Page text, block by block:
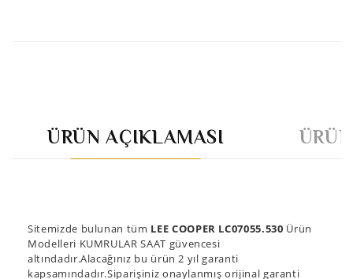
ÜRÜN AÇIKLAMASI
Sitemizde bulunan tüm LEE COOPER LC07055.530 Ürün
Modelleri KUMRULAR SAAT güvencesi
altındadır.Alacağınız bu ürün 2 yıl garanti
kapsamındadır.Siparişiniz onaylanmış orijinal garanti